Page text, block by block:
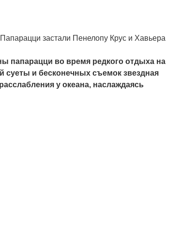
папарацци во время редкого отдыха на
суеты и бесконечных съемок звездная
у океана, наслаждаясь